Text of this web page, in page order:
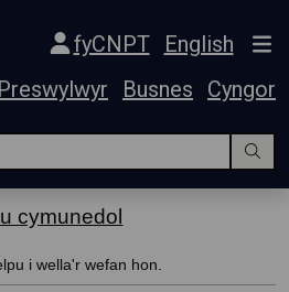
fyCNPT
English
Preswylwyr
Busnes Cyngor
cymunedol
i wella'r wefan hon.